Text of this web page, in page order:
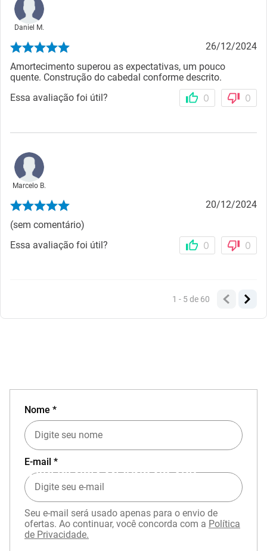
Daniel M.
26/12/2024
Amortecimento superou as expectativas, um pouco
quente. Construção do cabedal conforme descrito.
Essa avaliação foi útil?
0 0
Marcelo B.
20/12/2024
(sem comentário)
Essa avaliação foi útil?
0 0
1 - 5de 60
EXPERIÊNCIA MIZUNO NO APP
Nome *
E-mail *
Seu e-mail será usado apenas para o envio de
ofertas. Ao continuar, você concorda com a Política
de Privacidade.